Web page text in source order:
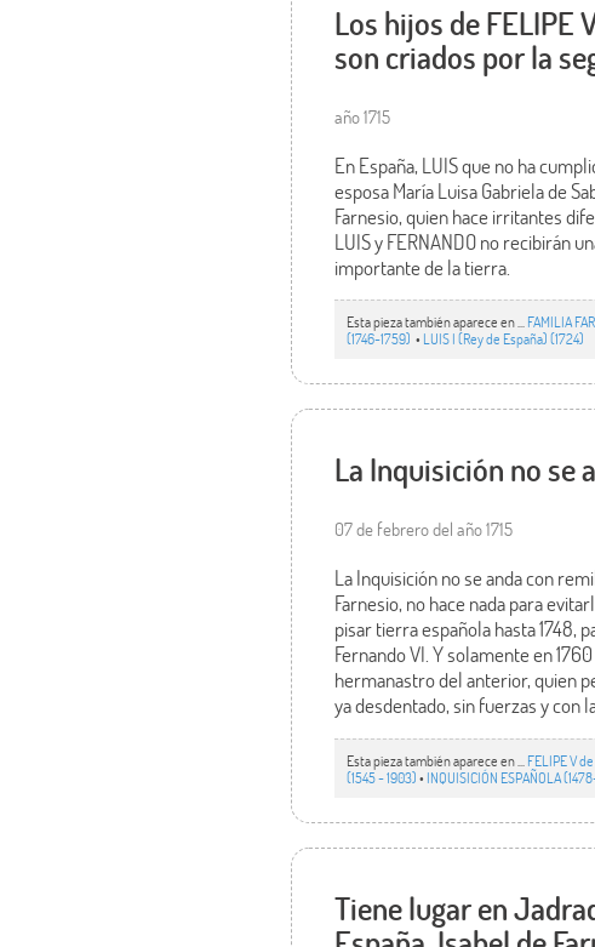
Los hijos de FELIPE
son criados por la
año 1715
En España, LUIS que no ha
esposa María Luisa Gabriela de
Farnesio, quien hace irritantes
LUIS y FERNANDO no recibirán
importante de la tierra.
Esta pieza también aparece en ...FAMILIA
(1746-1759) • LUIS I (Rey de España) (1724)
La Inquisición no se
07 de febrero del año 1715
La Inquisición no se anda con
Farnesio, no hace nada para
pisar tierra española hasta 1748,
Fernando VI. Y solamente en
hermanastro del anterior, quien
ya desdentado, sin fuerzas y con
Esta pieza también aparece en ... FELIPE V
(1545 - 1903)• INQUISICIÓN ESPAÑOLA
Tiene lugar en